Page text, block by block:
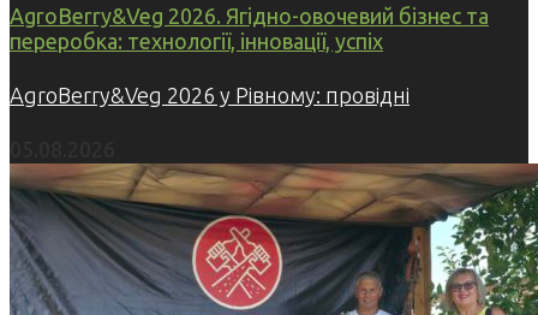
AgroBerry&Veg 2026. Ягідно-овочевий бізнес та
переробка: технології, інновації, успіх
AgroBerry&Veg 2026 у Рівному: провідні